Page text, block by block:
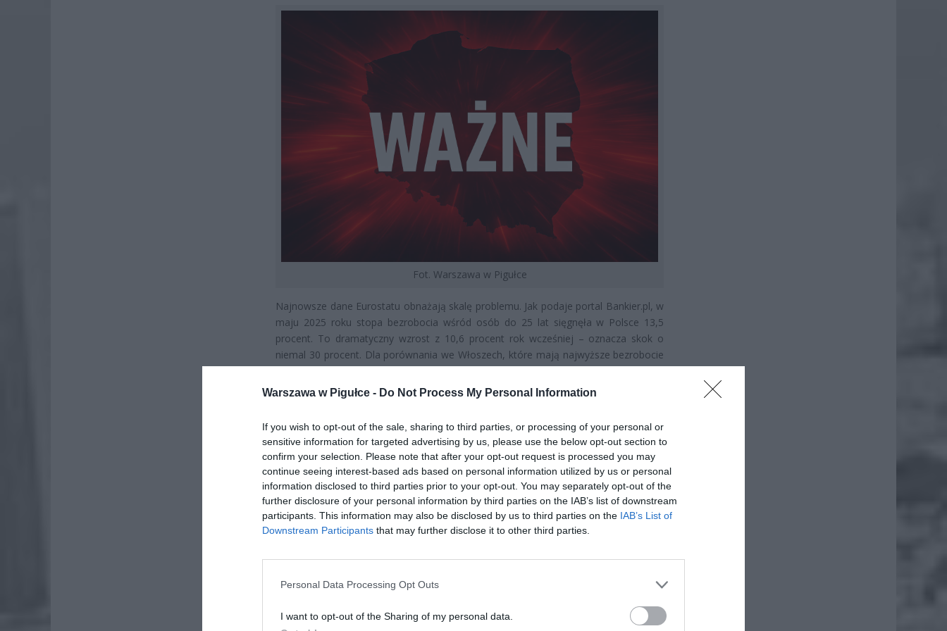
Warszawa w Pigułce - Do Not Process My Personal Information
If you wish to opt-out of the sale, sharing to third parties, or processing of your personal or
sensitive information for targeted advertising by us, please use the below opt-out section to
confirm your selection. Please note that after your opt-out request is processed you may
continue seeing interest-based ads based on personal information utilized by us or personal
information disclosed to third parties prior to your opt-out. You may separately opt-out of the
further disclosure of your personal information by third parties on the IAB’s list of downstream
participants. This information may also be disclosed by us to third parties on the IAB’s List of
Downstream Participants that may further disclose it to other third parties.
Personal Data Processing Opt Outs
I want to opt-out of the Sharing of my personal data.
Fot. Warszawa w Pigułce
Najnowsze dane Eurostatu obnażają skalę problemu. Jak podaje portal Bankier.pl, w
maju 2025 roku stopa bezrobocia wśród osób do 25 lat sięgnęła w Polsce 13,5
procent. To dramatyczny wzrost z 10,6 procent rok wcześniej – oznacza skok o
niemal 30 procent. Dla porównania we Włoszech, które mają najwyższe bezrobocie
młodych w UE (21,6 procent), roczny wzrost wyniósł zaledwie 5 procent.
ad